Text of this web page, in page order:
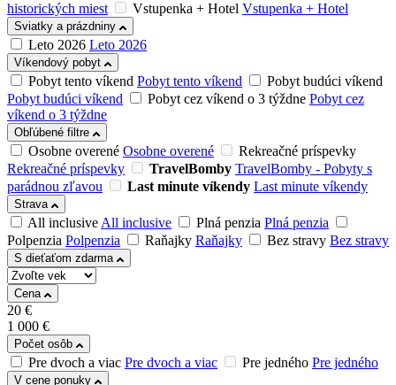
historických miest
Vstupenka + Hotel Vstupenka + Hotel
Sviatky a prázdniny
Leto 2026 Leto 2026
Víkendový pobyt
Pobyt tento víkend Pobyt tento víkend
Pobyt budúci víkend
Pobyt budúci víkend
Pobyt cez víkend o 3 týždne Pobyt cez
víkend o 3 týždne
Obľúbené filtre
Osobne overené Osobne overené
Rekreačné príspevky
Rekreačné príspevky
TravelBomby TravelBomby - Pobyty s
parádnou zľavou
Last minute víkendy Last minute víkendy
Strava
All inclusiveAll inclusive Plná penzia Plná penzia
Polpenzia Polpenzia Raňajky Raňajky Bez stravy Bez stravy
S dieťaťom zdarma
Cena
20 €
1 000 €
Počet osôb
Pre dvoch a viac Pre dvoch a viac Pre jedného Pre jedného
V cene ponuky